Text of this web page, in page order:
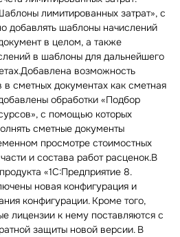
лимитированных затрат», с
добавлять шаблоны начислений
в целом, а также
в шаблоны для дальнейшего
возможность
в сметных документах как сметная
обработки «Подбор
с помощью которых
сметные документы
просмотре стоимостных
и состава работ расценок.В
«1С:Предприятие 8.
новая конфигурация и
конфигурации. Кроме того,
лицензии к нему поставляются с
защиты новой версии. В